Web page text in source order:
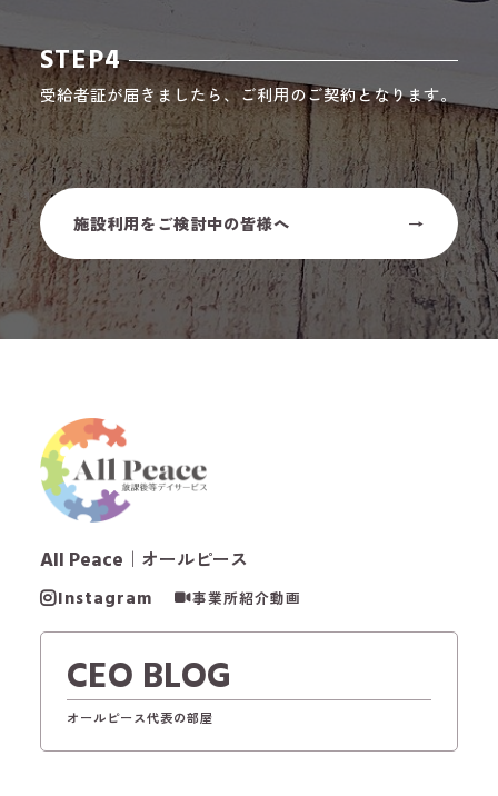
STEP4
受給者証が届きましたら、ご利用のご契約となります。
施設利用をご検討中の皆様へ
All Peace ｜オールピース
Instagram 事業所紹介動画
CEO BLOG
オールピース代表の部屋